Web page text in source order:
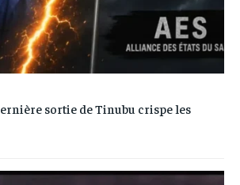
sortie de Tinubu crispe les